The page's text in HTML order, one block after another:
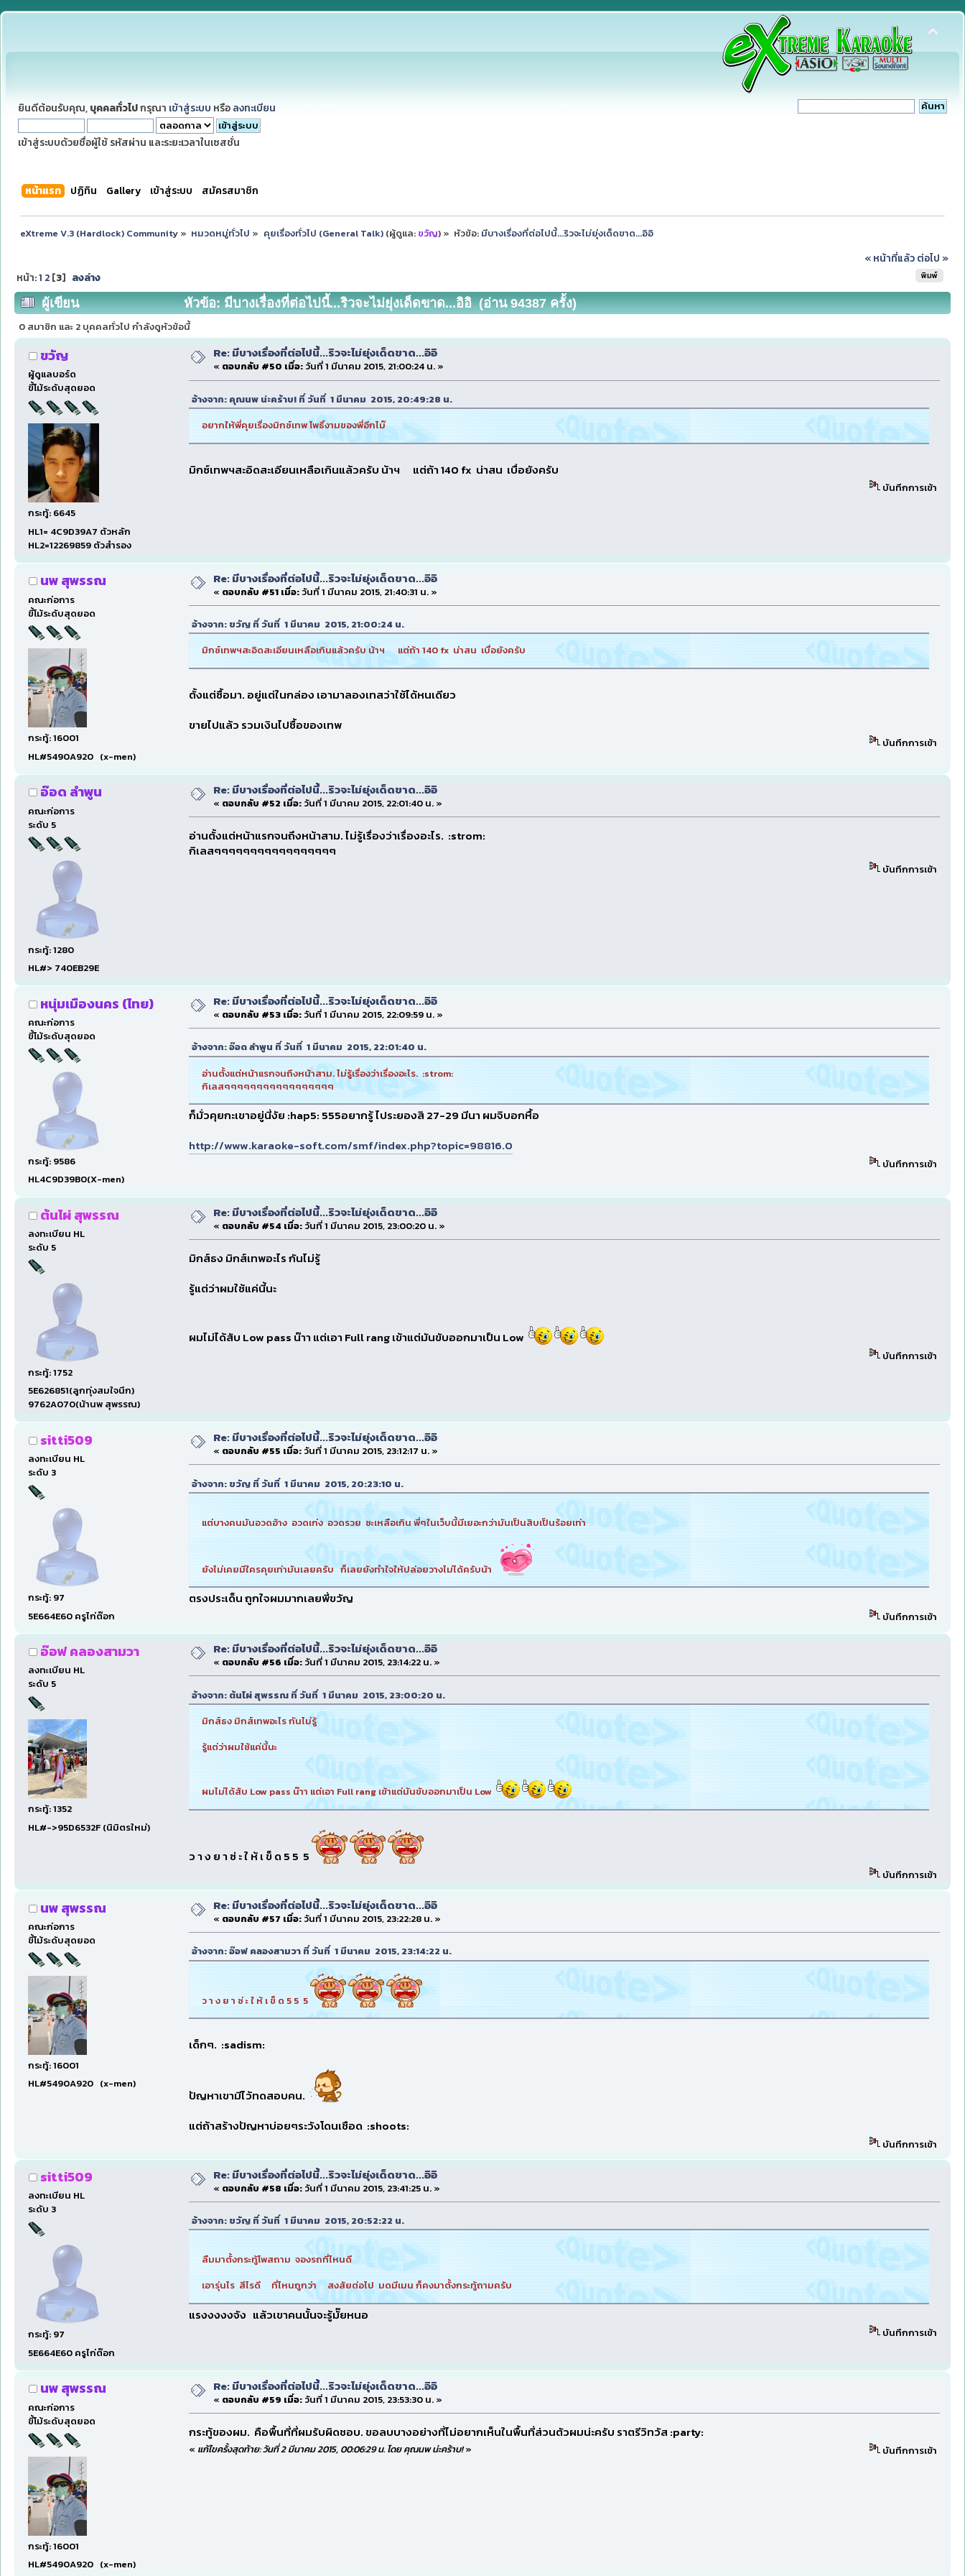
ยินดีต้อนรับคุณ, บุคคลทั่วไปกรุณา เข้าสู่ระบบ หรือ ลงทะเบียน
เข้าสู่ระบบด้วยชื่อผู้ใช้ รหัสผ่าน และระยะเวลาในเซสชั่น
หน้าแรก ปฏิทิน Gallery เข้าสู่ระบบ สมัครสมาชิก
eXtreme V.3 (Hardlock) Community» หมวดหมู่ทั่วไป » คุยเรื่องทั่วไป (General Talk)(ผู้ดูแล: ขวัญ) » หัวข้อ: มีบางเรื่องที่ต่อไปนี้...ริวจะไม่ยุ่งเด็ดขาด...อิอิ
« หน้าที่แล้ว ต่อไป »
พิมพ์
หน้า:1 2[3] ลงล่าง
ผู้เขียน หัวข้อ: มีบางเรื่องที่ต่อไปนี้...ริวจะไม่ยุ่งเด็ดขาด...อิอิ (อ่าน 94387 ครั้ง)
0 สมาชิก และ 2 บุคคลทั่วไป กำลังดูหัวข้อนี้
ขวัญ
ผู้ดูแลบอร์ด
ขี้โม้ระดับสุดยอด
กระทู้: 6645
HL1= 4C9D39A7 ตัวหลัก
HL2=12269859 ตัวสำรอง
Re: มีบางเรื่องที่ต่อไปนี้...ริวจะไม่ยุ่งเด็ดขาด...อิอิ
« ตอบกลับ #50 เมื่อ:วันที่ 1 มีนาคม 2015, 21:00:24 น. »
อ้างจาก: คุณนพ น่ะคร้าบ! ที่ วันที่ 1 มีนาคม 2015, 20:49:28 น.
อยากให้พี่คุยเรื่องมิกซ์เทพ โพธิ์งามของพี่อีกไม๊
มิกซ์เทพฯสะอิดสะเอียนเหลือเกินแล้วครับ น้าฯ แต่ถ้า 140 fx น่าสน เบื่อยังครับ
บันทึกการเข้า
นพ สุพรรณ
คณะก่อการ
ขี้โม้ระดับสุดยอด
กระทู้: 16001
HL#5490A920 (x-men)
Re: มีบางเรื่องที่ต่อไปนี้...ริวจะไม่ยุ่งเด็ดขาด...อิอิ
« ตอบกลับ #51 เมื่อ:วันที่ 1 มีนาคม 2015, 21:40:31 น. »
อ้างจาก: ขวัญ ที่ วันที่ 1 มีนาคม 2015, 21:00:24 น.
มิกซ์เทพฯสะอิดสะเอียนเหลือเกินแล้วครับ น้าฯ แต่ถ้า 140 fx น่าสน เบื่อยังครับ
ตั้งแต่ซื้อมา. อยู่แต่ในกล่อง เอามาลองเทสว่าใช้ได้หนเดียว
ขายไปแล้ว รวมเงินไปซื้อของเทพ
บันทึกการเข้า
อ๊อด ลำพูน
คณะก่อการ
ระดับ 5
กระทู้: 1280
HL#> 740EB29E
Re: มีบางเรื่องที่ต่อไปนี้...ริวจะไม่ยุ่งเด็ดขาด...อิอิ
« ตอบกลับ #52 เมื่อ:วันที่ 1 มีนาคม 2015, 22:01:40 น. »
อ่านตั้งแต่หน้าแรกจนถึงหน้าสาม. ไม่รู้เรื่องว่าเรื่องอะไร. :strom:
กิเลสๆๆๆๆๆๆๆๆๆๆๆๆๆๆๆๆๆ
บันทึกการเข้า
หนุ่มเมืองนคร (ไทย)
คณะก่อการ
ขี้โม้ระดับสุดยอด
กระทู้: 9586
HL4C9D39B0(X-men)
Re: มีบางเรื่องที่ต่อไปนี้...ริวจะไม่ยุ่งเด็ดขาด...อิอิ
« ตอบกลับ #53 เมื่อ:วันที่ 1 มีนาคม 2015, 22:09:59 น. »
อ้างจาก: อ๊อด ลำพูน ที่ วันที่ 1 มีนาคม 2015, 22:01:40 น.
อ่านตั้งแต่หน้าแรกจนถึงหน้าสาม. ไม่รู้เรื่องว่าเรื่องอะไร. :strom:
กิเลสๆๆๆๆๆๆๆๆๆๆๆๆๆๆๆๆๆ
ก็มั่วคุยกะเขาอยู่นี่งัย :hap5: 555อยากรู้ ไประยองสิ 27-29 มีนา ผมจิบอกหื้อ
http://www.karaoke-soft.com/smf/index.php?topic=98816.0
บันทึกการเข้า
ต้นไผ่ สุพรรณ
ลงทะเบียน HL
ระดับ 5
กระทู้: 1752
5E626851(ลูกทุ่งสมใจนึก)
9762A070(น้านพ สุพรรณ)
Re: มีบางเรื่องที่ต่อไปนี้...ริวจะไม่ยุ่งเด็ดขาด...อิอิ
« ตอบกลับ #54 เมื่อ:วันที่ 1 มีนาคม 2015, 23:00:20 น. »
มิกส์ธง มิกส์เทพอะไร กันไม่รู้
รู้แต่ว่าผมใช้แค่นี้นะ
ผมไม่ได้สับ Low pass น๊าา แต่เอา Full rang เข้าแต่มันขับออกมาเป็น Low
บันทึกการเข้า
sitti509
ลงทะเบียน HL
ระดับ 3
กระทู้: 97
5E664E60 ครูไก่ต๊อก
Re: มีบางเรื่องที่ต่อไปนี้...ริวจะไม่ยุ่งเด็ดขาด...อิอิ
« ตอบกลับ #55 เมื่อ:วันที่ 1 มีนาคม 2015, 23:12:17 น. »
อ้างจาก: ขวัญ ที่ วันที่ 1 มีนาคม 2015, 20:23:10 น.
แต่บางคนมันอวดอ้าง อวดเก่ง อวดรวย ซะเหลือเกิน พี่ๆในเว็บนี้มีเยอะกว่ามันเป็นสิบเป็นร้อยเท่า
ยังไม่เคยมีใครคุยเท่ามันเลยครับ ก็เลยยังทำใจให้ปล่อยวางไม่ได้ครับน้า
ตรงประเด็น ถูกใจผมมากเลยพี่ขวัญ
บันทึกการเข้า
อ๊อฟ คลองสามวา
ลงทะเบียน HL
ระดับ 5
กระทู้: 1352
HL#->95D6532F (นิมิตรใหม่)
Re: มีบางเรื่องที่ต่อไปนี้...ริวจะไม่ยุ่งเด็ดขาด...อิอิ
« ตอบกลับ #56 เมื่อ:วันที่ 1 มีนาคม 2015, 23:14:22 น. »
อ้างจาก: ต้นไผ่ สุพรรณ ที่ วันที่ 1 มีนาคม 2015, 23:00:20 น.
มิกส์ธง มิกส์เทพอะไร กันไม่รู้
รู้แต่ว่าผมใช้แค่นี้นะ
ผมไม่ได้สับ Low pass น๊าา แต่เอา Full rang เข้าแต่มันขับออกมาเป็น Low
ว า ง ย า ซ่ ะ ใ ห้ เ ข็ ด 5 5 5
บันทึกการเข้า
นพ สุพรรณ
คณะก่อการ
ขี้โม้ระดับสุดยอด
กระทู้: 16001
HL#5490A920 (x-men)
Re: มีบางเรื่องที่ต่อไปนี้...ริวจะไม่ยุ่งเด็ดขาด...อิอิ
« ตอบกลับ #57 เมื่อ:วันที่ 1 มีนาคม 2015, 23:22:28 น. »
อ้างจาก: อ๊อฟ คลองสามวา ที่ วันที่ 1 มีนาคม 2015, 23:14:22 น.
ว า ง ย า ซ่ ะ ใ ห้ เ ข็ ด 5 5 5
เด็กๆ. :sadism:
ปัญหาเขามีไว้ทดสอบคน.
แต่ถ้าสร้างปัญหาบ่อยๆระวังโดนเชือด :shoots:
บันทึกการเข้า
sitti509
ลงทะเบียน HL
ระดับ 3
กระทู้: 97
5E664E60 ครูไก่ต๊อก
Re: มีบางเรื่องที่ต่อไปนี้...ริวจะไม่ยุ่งเด็ดขาด...อิอิ
« ตอบกลับ #58 เมื่อ:วันที่ 1 มีนาคม 2015, 23:41:25 น. »
อ้างจาก: ขวัญ ที่ วันที่ 1 มีนาคม 2015, 20:52:22 น.
ลืมมาตั้งกระทู้โพสถาม จองรถที่ไหนดี
เอารุ่นไร สีไรดี ที่ไหนถูกว่า สงสัยต่อไป มดมีเมน ก็คงมาตั้งกระทู้ถามครับ
แรงงงงงจัง แล้วเขาคนนั้นจะรู้มั๊ยหนอ
บันทึกการเข้า
นพ สุพรรณ
คณะก่อการ
ขี้โม้ระดับสุดยอด
กระทู้: 16001
HL#5490A920 (x-men)
Re: มีบางเรื่องที่ต่อไปนี้...ริวจะไม่ยุ่งเด็ดขาด...อิอิ
« ตอบกลับ #59 เมื่อ:วันที่ 1 มีนาคม 2015, 23:53:30 น. »
กระทู้ของผม. คือพื้นที่ที่ผมรับผิดชอบ. ขอลบบางอย่างที่ไม่อยากเห็นในพื้นที่ส่วนตัวผมน่ะครับ ราตรีวิทวัส :party:
« แก้ไขครั้งสุดท้าย: วันที่ 2 มีนาคม 2015, 00:06:29 น. โดย คุณนพ น่ะคร้าบ!» บันทึกการเข้า